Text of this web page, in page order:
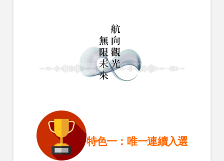
特色一： 唯一連續入選